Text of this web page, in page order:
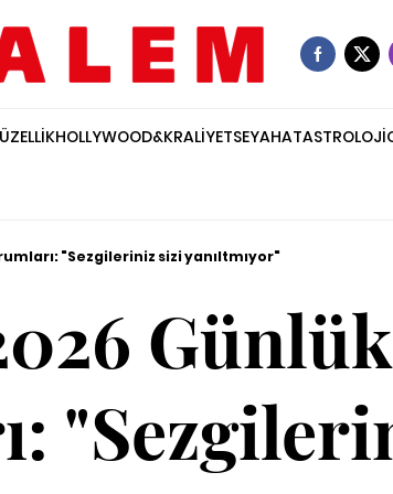
HOLLYWOOD&KRALİYETSEYAHATASTROLOJİ
"Sezgileriniz sizi yanıltmıyor"